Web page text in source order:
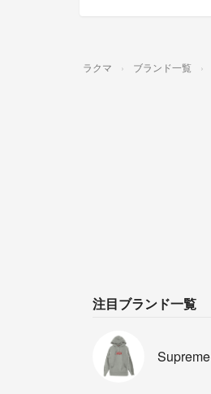
ラクマ ブランド一覧
注目ブランド一覧
Supreme